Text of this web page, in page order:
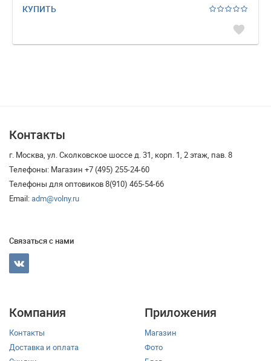
КУПИТЬ
favorite
Контакты
г. Москва, ул. Сколковское шоссе д. 31, корп. 1, 2 этаж, пав. 8
Телефоны: Магазин +7 (495) 255-24-60
Телефоны для оптовиков 8(910) 465-54-66
Email:adm@volny.ru
Связаться с нами
Компания
Контакты
Доставка и оплата
Приложения
Магазин
Фото